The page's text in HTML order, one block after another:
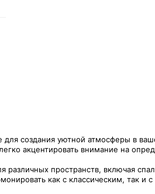
создания уютной атмосферы в
акцентировать внимание на
пространств, включая
как с классическим, так и